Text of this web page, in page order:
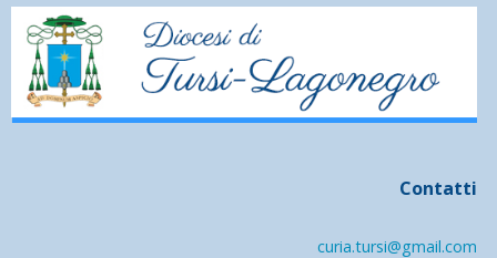
Contatti
curia.tursi@gmail.com